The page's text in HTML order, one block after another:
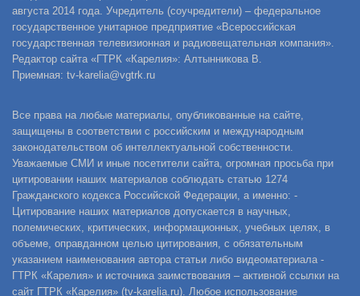
августа 2014 года. Учредитель (соучредители) – федеральное
государственное унитарное предприятие «Всероссийская
государственная телевизионная и радиовещательная компания».
Редактор сайта «ГТРК «Карелия»: Алтынникова В.
Приемная: tv-karelia@vgtrk.ru
Все права на любые материалы, опубликованные на сайте,
защищены в соответствии с российским и международным
законодательством об интеллектуальной собственности.
Уважаемые СМИ и иные посетители сайта, огромная просьба при
цитировании наших материалов соблюдать статью 1274
Гражданского кодекса Российской Федерации, а именно: -
Цитирование наших материалов допускается в научных,
полемических, критических, информационных, учебных целях, в
объеме, оправданном целью цитирования, с обязательным
указанием наименования автора статьи либо видеоматериала -
ГТРК «Карелия» и источника заимствования – активной ссылки на
сайт ГТРК «Карелия» (tv-karelia.ru). Любое использование